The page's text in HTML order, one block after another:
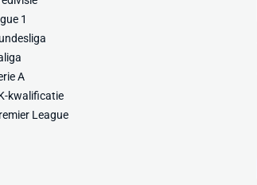
1
A
kwalificatie
League